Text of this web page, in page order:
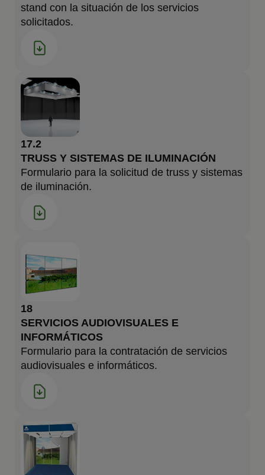
stand con la situación de los servicios
solicitados.
17.2
TRUSS Y SISTEMAS DE ILUMINACIÓN
Formulario para la solicitud de truss y sistemas
de iluminación.
18
SERVICIOS AUDIOVISUALES E
INFORMÁTICOS
Formulario para la contratación de servicios
audiovisuales e informáticos.